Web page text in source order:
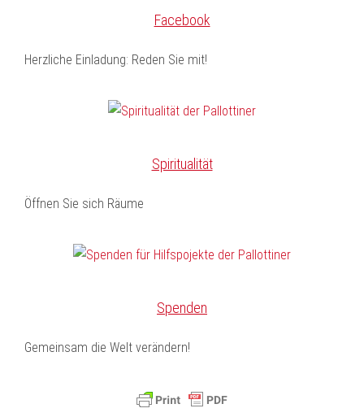
Facebook
Herzliche Einladung: Reden Sie mit!
Spiritualität
Öffnen Sie sich Räume
Spenden
Gemeinsam die Welt verändern!